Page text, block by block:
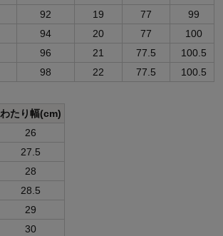
92 19 77
99
94 20 77
100
96 21 77.5
100.5
98 22 77.5 100.5
わたり幅(cm)
26
27.5
28
28.5
29
30